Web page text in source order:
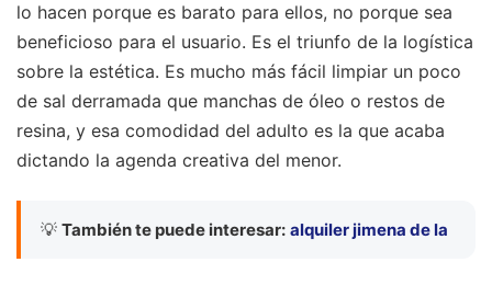
lo hacen porque es barato para ellos, no porque sea
beneficioso para el usuario. Es el triunfo de la logística
sobre la estética. Es mucho más fácil limpiar un poco
de sal derramada que manchas de óleo o restos de
resina, y esa comodidad del adulto es la que acaba
dictando la agenda creativa del menor.
💡 También te puede interesar: alquiler jimena de la